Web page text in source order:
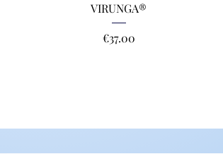
VIRUNGA®
Price
€37.00